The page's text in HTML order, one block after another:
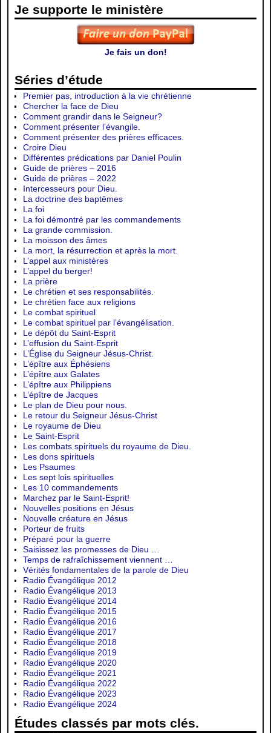
Je supporte le ministère
Je fais un don!
Séries d’étude
Premier pas, introduction à la vie chrétienne
Chercher la face de Dieu
Comment grandir dans le Seigneur?
Comment présenter l’évangile.
Comment présenter des prières efficaces.
Croire Dieu
Différentes prédications par Daniel Poulin
Guide de prières – 2016
Guide de prières – 2022
Intercesseurs pour Dieu.
La doctrine des baptêmes
La foi
La foi démontré par les commandements
La grande commission.
La moisson des âmes
La mort, la résurrection et après la mort.
L’appel aux ministères
L’appel du berger!
La prière
Le chrétien et ses responsabilités.
Le chrétien face aux religions
Le combat spirituel
Le combat spirituel par l’évangélisation.
Le dépôt du Saint-Esprit
L’effusion du Saint-Esprit
L’Église du Seigneur Jésus-Christ.
L’épître aux Éphésiens
L’épître aux Galates
L’épître aux Philippiens
L’épître de Jacques
Le plan de Dieu pour nous.
Le retour du Seigneur Jésus-Christ
Le royaume de Dieu
Le Saint-Esprit
Les combats spirituels du royaume de Dieu.
Les dons spirituels
Les Psaumes
Les sept lois spirituelles
Les 10 commandements
Marchez par le Saint-Esprit!
Nouvelles positions en Jésus
Nouvelle créature en Jésus
Porteur de fruits
Préparé pour la guerre
Saisissez les promesses de Dieu …
Temps de rafraîchissement viennent …
Vérités fondamentales de la parole de Dieu
Radio Évangélique 2012
Radio Évangélique 2013
Radio Évangélique 2014
Radio Évangélique 2015
Radio Évangélique 2016
Radio Évangélique 2017
Radio Évangélique 2018
Radio Évangélique 2019
Radio Évangélique 2020
Radio Évangélique 2021
Radio Évangélique 2022
Radio Évangélique 2023
Radio Évangélique 2024
Études classés par mots clés.